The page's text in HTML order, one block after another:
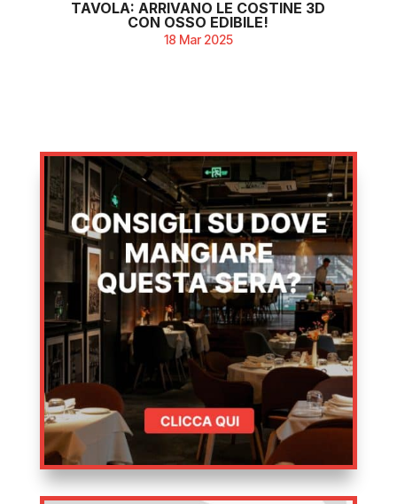
TAVOLA: ARRIVANO LE COSTINE 3D
CON OSSO EDIBILE!
18 Mar 2025